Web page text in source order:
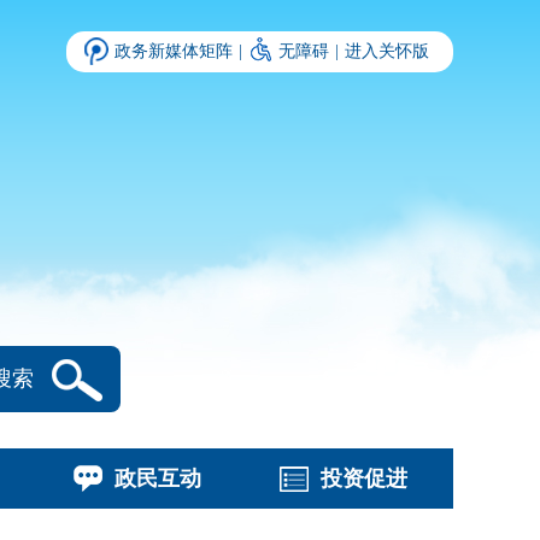
政务新媒体矩阵 无障碍 进入关怀版
索
政民互动 投资促进